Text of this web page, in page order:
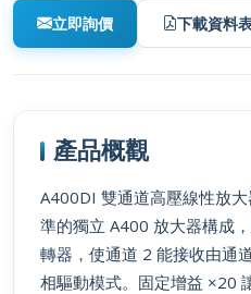
立即詢價 下載資料
產品概觀
A400DI 雙通道高壓線性放
準的獨立 A400 放大器構成
轉器，使通道 2 能接收由通
相驅動模式。固定增益 ×20